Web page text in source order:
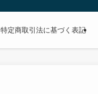
特定商取引法に基づく表記